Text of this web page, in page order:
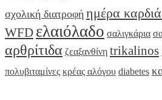
σχολική διατροφή ημέρα
WFD ελαιόλαδο σαλιγκάρια
αρθρίτιδα ζεαξανθίνη trikalinos
πολυβιταμίνες κρέας αλόγου diabetes